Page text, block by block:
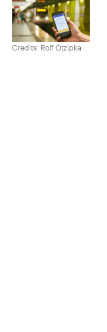
Credits: Rolf Otzipka